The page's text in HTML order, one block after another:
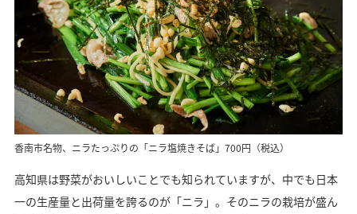
香南市名物、ニラたっぷりの「ニラ塩焼きそば」700円（税込）
高知県は野菜がおいしいことでも知られていますが、中でも日本
一の生産量と出荷量を誇るのが「ニラ」。そのニラの栽培が盛ん